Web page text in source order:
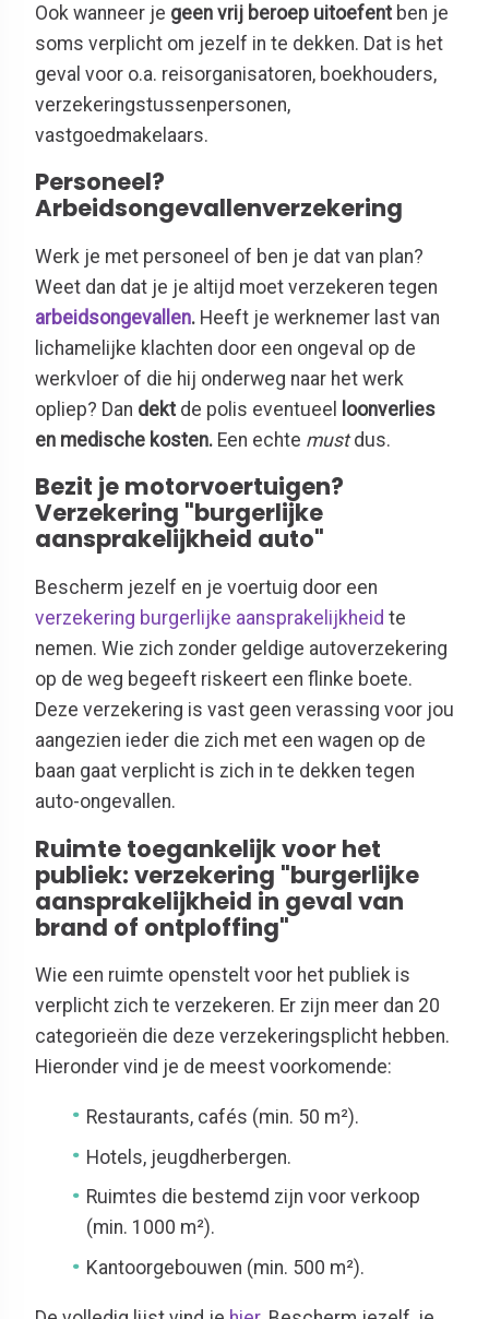
Ook wanneer je geen vrij beroep uitoefent ben je
soms verplicht om jezelf in te dekken. Dat is het
geval voor o.a. reisorganisatoren, boekhouders,
verzekeringstussenpersonen,
vastgoedmakelaars.
Personeel?
Arbeidsongevallenverzekering
Werk je met personeel of ben je dat van plan?
Weet dan dat je je altijd moet verzekeren tegen
arbeidsongevallen. Heeft je werknemer last van
lichamelijke klachten door een ongeval op de
werkvloer of die hij onderweg naar het werk
opliep? Dan dekt de polis eventueel
loonverlies
en medische kosten. Een echte mustdus.
Bezit je motorvoertuigen?
Verzekering "burgerlijke
aansprakelijkheid auto"
Bescherm jezelf en je voertuig door een
verzekering burgerlijke aansprakelijkheid te
nemen. Wie zich zonder geldige autoverzekering
op de weg begeeft riskeert een flinke boete.
Deze verzekering is vast geen verassing voor jou
aangezien ieder die zich met een wagen op de
baan gaat verplicht is zich in te dekken tegen
auto-ongevallen.
Ruimte toegankelijk voor het
publiek: verzekering "burgerlijke
aansprakelijkheid in geval van
brand of ontploffing"
Wie een ruimte openstelt voor het publiek is
verplicht zich te verzekeren. Er zijn meer dan 20
categorieën die deze verzekeringsplicht hebben.
Hieronder vind je de meest voorkomende:
Restaurants, cafés (min. 50 m²).
Hotels, jeugdherbergen.
Ruimtes die bestemd zijn voor verkoop
(min. 1000 m²).
Kantoorgebouwen (min. 500 m²).